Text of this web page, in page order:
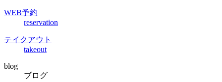
WEB予約
reservation
テイクアウト
takeout
blog
ブログ